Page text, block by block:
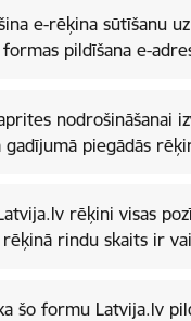
e-rēķina sūtīšanu
pildīšana e-
nodrošināšanai
gadījumā piegādās
rēķini visas
rindu skaits ir
šo formu Latvija.lv